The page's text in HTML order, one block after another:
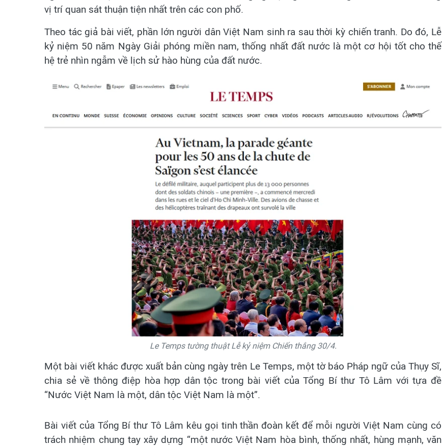
vị trí quan sát thuận tiện nhất trên các con phố.
Theo tác giả bài viết, phần lớn người dân Việt Nam sinh ra sau thời kỳ chiến tranh. Do đó, Lễ
kỷ niệm 50 năm Ngày Giải phóng miền nam, thống nhất đất nước là một cơ hội tốt cho thế
hệ trẻ nhìn ngẫm về lịch sử hào hùng của đất nước.
Le Temps tường thuật Lễ kỷ niệm Chiến thắng 30/4.
Một bài viết khác được xuất bản cùng ngày trên Le Temps, một tờ báo Pháp ngữ của Thụy Sĩ,
chia sẻ về thông điệp hòa hợp dân tộc trong bài viết của Tổng Bí thư Tô Lâm với tựa đề
“Nước Việt Nam là một, dân tộc Việt Nam là một”.
Bài viết của Tổng Bí thư Tô Lâm kêu gọi tinh thần đoàn kết để mỗi người Việt Nam cùng có
trách nhiệm chung tay xây dựng “một nước Việt Nam hòa bình, thống nhất, hùng mạnh, văn